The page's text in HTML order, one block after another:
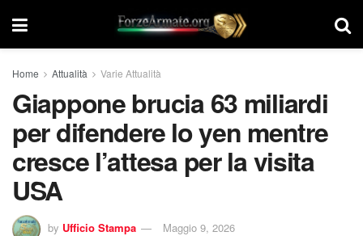
Home Attualità Varie Attualità
Giappone brucia 63 miliardi
per difendere lo yen mentre
cresce l’attesa per la visita
USA
by Ufficio Stampa Maggio 9, 2026